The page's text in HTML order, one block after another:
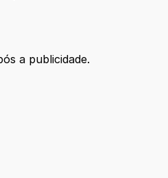
a publicidade.